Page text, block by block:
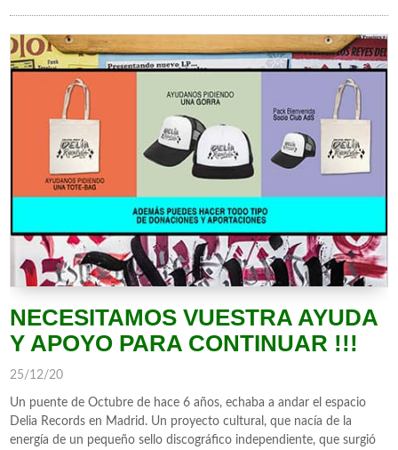
NECESITAMOS VUESTRA AYUDA
Y APOYO PARA CONTINUAR !!!
25/12/20
Un puente de Octubre de hace 6 años, echaba a andar el espacio
Delia Records en Madrid. Un proyecto cultural, que nacía de la
energía de un pequeño sello discográfico independiente, que surgió